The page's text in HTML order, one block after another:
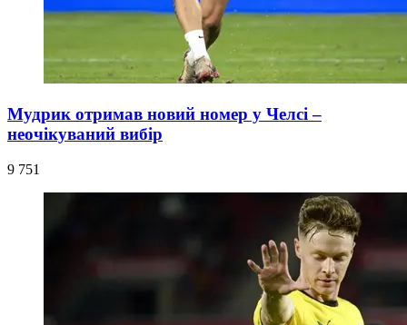
Мудрик отримав новий номер у Челсі –
неочікуваний вибір
9 751